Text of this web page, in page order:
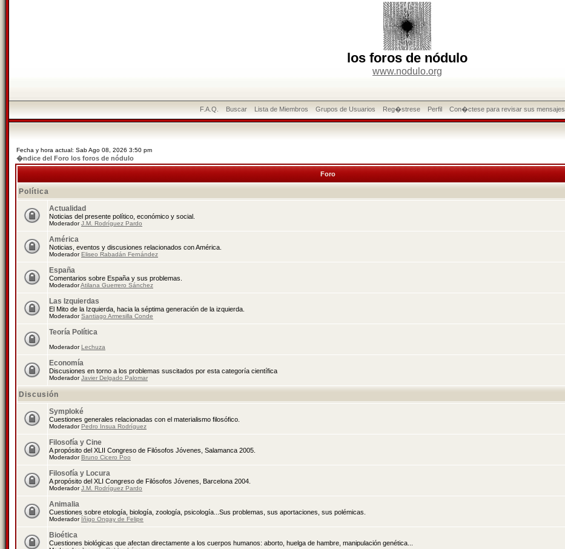
los foros de nódulo
www.nodulo.org
F.A.Q. Buscar Lista de Miembros Grupos de Usuarios Reg�strese Perfil Con�ctese para revisar sus mensajes
Fecha y hora actual: Sab Ago 08, 2026 3:50 pm
�ndice del Foro los foros de nódulo
Foro
Política
Actualidad
Noticias del presente político, económico y social.
ModeradorJ.M. Rodríguez Pardo
América
Noticias, eventos y discusiones relacionados con América.
ModeradorEliseo Rabadán Fernández
España
Comentarios sobre España y sus problemas.
ModeradorAtilana Guerrero Sánchez
Las Izquierdas
El Mito de la Izquierda, hacia la séptima generación de la izquierda.
ModeradorSantiago Armesilla Conde
Teoría Política
ModeradorLechuza
Economía
Discusiones en torno a los problemas suscitados por esta categoría científica
ModeradorJavier Delgado Palomar
Discusión
Symploké
Cuestiones generales relacionadas con el materialismo filosófico.
ModeradorPedro Insua Rodríguez
Filosofía y Cine
A propósito del XLII Congreso de Filósofos Jóvenes, Salamanca 2005.
ModeradorBruno Cicero Poo
Filosofía y Locura
A propósito del XLI Congreso de Filósofos Jóvenes, Barcelona 2004.
ModeradorJ.M. Rodríguez Pardo
Animalia
Cuestiones sobre etología, biología, zoología, psicología...Sus problemas, sus aportaciones, sus polémicas.
Moderador Íñigo Ongay de Felipe
Bioética
Cuestiones biológicas que afectan directamente a los cuerpos humanos: aborto, huelga de hambre, manipulación genética...